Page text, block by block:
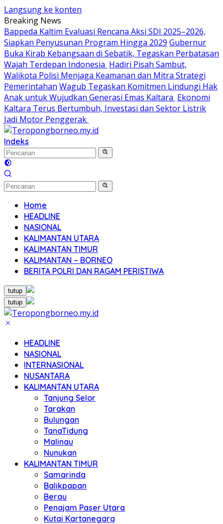
Langsung ke konten
Breaking News
Bappeda Kaltim Evaluasi Rencana Aksi SDI 2025–2026,
Siapkan Penyusunan Program Hingga 2029 Gubernur
Buka Kirab Kebangsaan di Sebatik, Tegaskan Perbatasan
Wajah Terdepan Indonesia Hadiri Pisah Sambut,
Walikota Polisi Menjaga Keamanan dan Mitra Strategi
Pemerintahan Wagub Tegaskan Komitmen Lindungi Hak
Anak untuk Wujudkan Generasi Emas Kaltara Ekonomi
Kaltara Terus Bertumbuh, Investasi dan Sektor Listrik
Jadi Motor Penggerak
Indeks
Home
HEADLINE
NASIONAL
KALIMANTAN UTARA
KALIMANTAN TIMUR
KALIMANTAN – BORNEO
BERITA POLRI DAN RAGAM PERISTIWA
tutup
tutup
HEADLINE
NASIONAL
INTERNASIONAL
NUSANTARA
KALIMANTAN UTARA
Tanjung Selor
Tarakan
Bulungan
TanaTidung
Malinau
Nunukan
KALIMANTAN TIMUR
Samarinda
Balikpapan
Berau
Penajam Paser Utara
Kutai Kartanegara